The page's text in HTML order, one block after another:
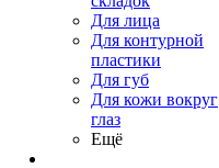
Для лица
Для контурной
пластики
Для губ
Для кожи вокруг
глаз
Ещё